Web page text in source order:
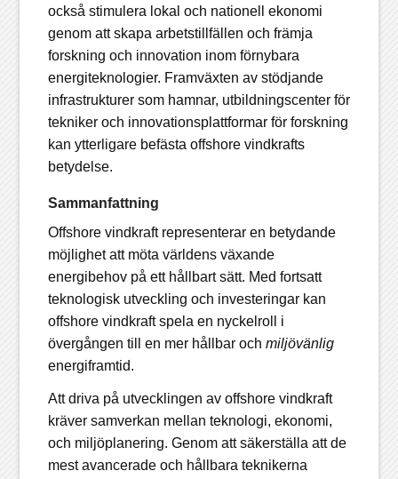
också stimulera lokal och nationell ekonomi
genom att skapa arbetstillfällen och främja
forskning och innovation inom förnybara
energiteknologier. Framväxten av stödjande
infrastrukturer som hamnar, utbildningscenter för
tekniker och innovationsplattformar för forskning
kan ytterligare befästa offshore vindkrafts
betydelse.
Sammanfattning
Offshore vindkraft representerar en betydande
möjlighet att möta världens växande
energibehov på ett hållbart sätt. Med fortsatt
teknologisk utveckling och investeringar kan
offshore vindkraft spela en nyckelroll i
övergången till en mer hållbar och miljövänlig
energiframtid.
Att driva på utvecklingen av offshore vindkraft
kräver samverkan mellan teknologi, ekonomi,
och miljöplanering. Genom att säkerställa att de
mest avancerade och hållbara teknikerna